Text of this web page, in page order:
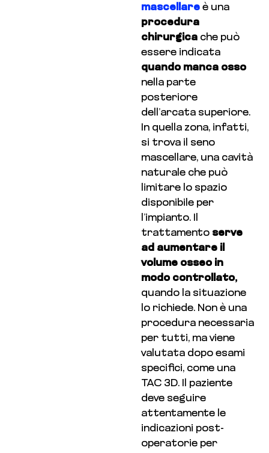
mascellare è una
procedura
chirurgica che può
essere indicata
quando manca osso
nella parte
posteriore
dell’arcata superiore.
In quella zona, infatti,
si trova il seno
mascellare, una cavità
naturale che può
limitare lo spazio
disponibile per
l’impianto. Il
trattamento serve
ad aumentare il
volume osseo in
modo controllato,
quando la situazione
lo richiede. Non è una
procedura necessaria
per tutti, ma viene
valutata dopo esami
specifici, come una
TAC 3D. Il paziente
deve seguire
attentamente le
indicazioni post-
operatorie per